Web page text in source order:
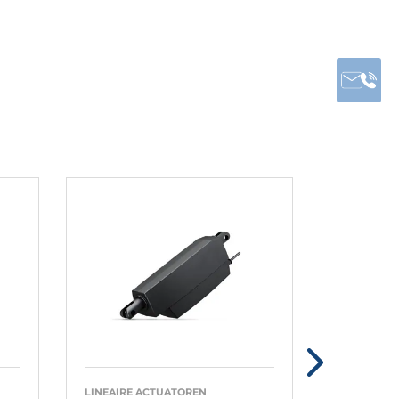
LINEAIRE ACTUATOREN